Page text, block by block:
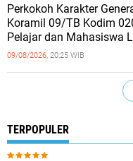
Perkokoh Karakter
Koramil 09/TB Kodim
Pelajar dan Mahasiswa
09/08/2026, 20:25 WIB
TERPOPULER